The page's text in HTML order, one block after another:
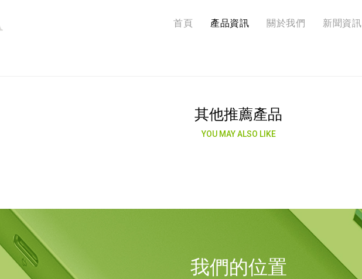
首頁 產品資訊 關於我們 新聞資訊
其他推薦產品
YOU MAY ALSO LIKE
我們的位置